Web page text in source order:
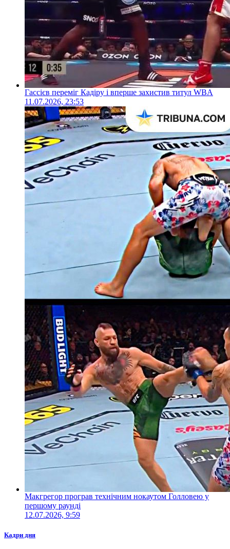
Гассієв переміг Кадіру і вперше захистив титул WBA
11.07.2026, 23:53
Макгрегор програв технічним нокаутом Голловею у
першому раунді
12.07.2026, 9:59
Кадри дня